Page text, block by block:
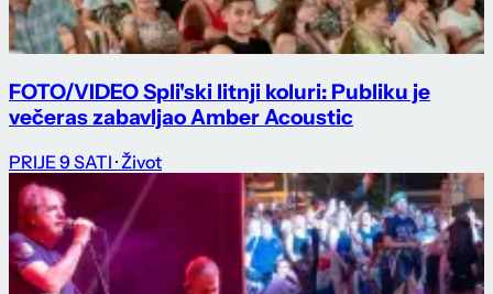
FOTO/VIDEO Spli'ski litnji koluri: Publiku je
večeras zabavljao Amber Acoustic
PRIJE 9 SATI · Život